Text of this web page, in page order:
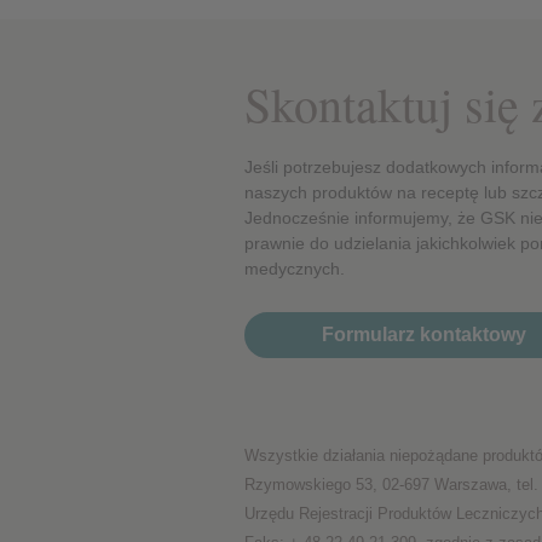
Skontaktuj się
Jeśli potrzebujesz dodatkowych
naszych produktów na receptę lub
Jednocześnie informujemy, że GSK
prawnie do udzielania jakichkolwiek
medycznych.
Formularz kontaktowy
Wszystkie działania niepożądane
Rzymowskiego 53, 02-697 Warszawa,
Urzędu Rejestracji Produktów